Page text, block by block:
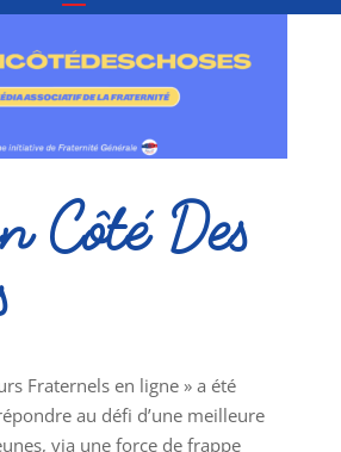
Côté Des
Fraternels en ligne » a été
au défi d’une meilleure
via une force de frappe